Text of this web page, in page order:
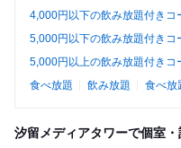
4,000円以下の飲み放題付きコ
5,000円以下の飲み放題付きコ
5,000円以上の飲み放題付きコ
食べ放題
飲み放題 食べ放
汐留メディアタワーで個室